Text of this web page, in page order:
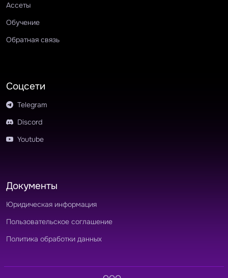
Ассеты
Обучение
Обратная связь
Соцсети
Telegram
Discord
Youtube
Документы
Юридическая информация
Пользовательское соглашение
Политика обработки данных